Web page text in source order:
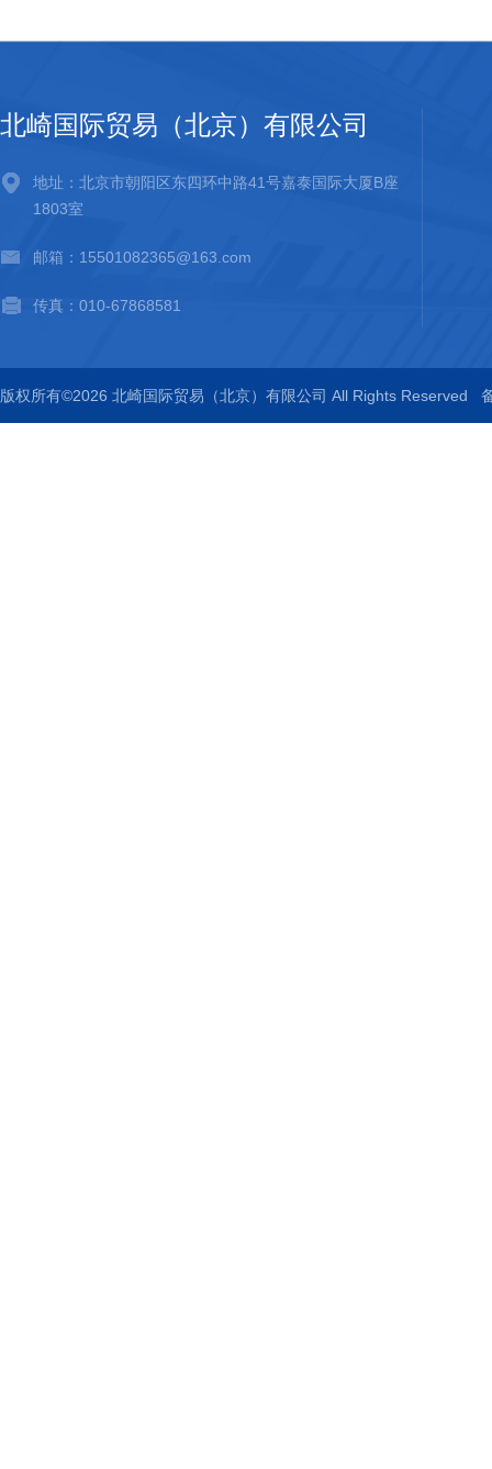
北崎国际贸易（北京）有限公司
地址：北京市朝阳区东四环中路41号嘉泰国际大厦B座
1803室
邮箱：15501082365@163.com
传真：010-67868581
版权所有©2026 北崎国际贸易（北京）有限公司 All Rights Reserved